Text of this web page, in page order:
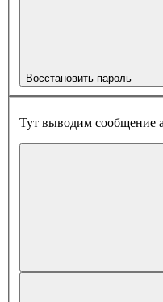
Восстановить пароль
Тут выводим сообщение